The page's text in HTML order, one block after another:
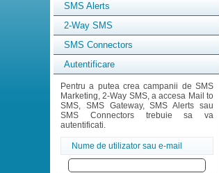
SMS Alerts
2-Way SMS
SMS Connectors
Autentificare
Pentru a putea crea campanii de SMS
Marketing, 2-Way SMS, a accesa Mail to
SMS, SMS Gateway, SMS Alerts sau
SMS Connectors trebuie sa va
autentificati.
Nume de utilizator sau e-mail